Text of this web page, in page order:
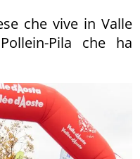
che vive in Valle
Pila che ha